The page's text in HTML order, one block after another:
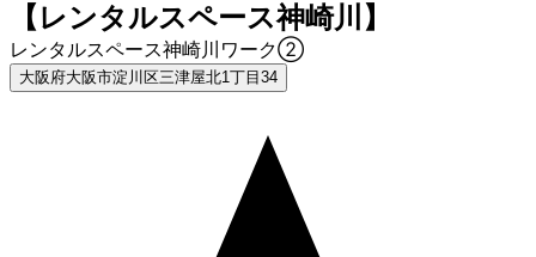
【レンタルスペース神崎川】
レンタルスペース神崎川ワーク②
大阪府大阪市淀川区三津屋北1丁目34